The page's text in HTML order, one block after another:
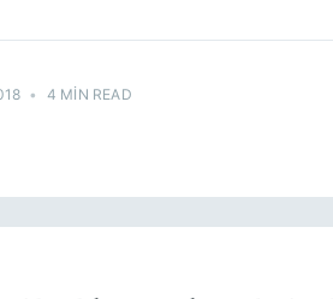
• 4 MIN READ